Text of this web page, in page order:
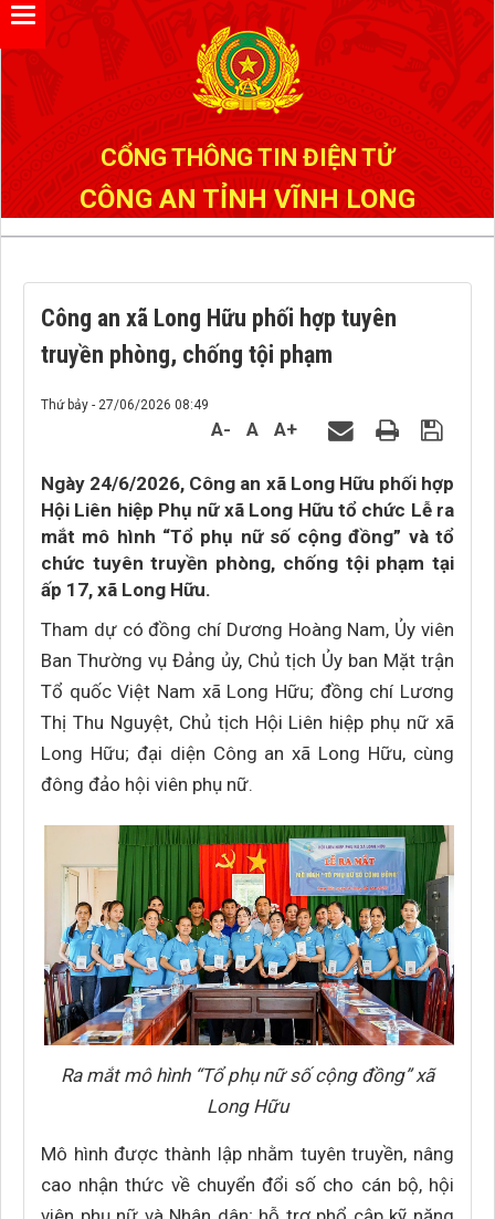
CỔNG THÔNG TIN ĐIỆN TỬ
CÔNG AN TỈNH VĨNH LONG
Công an xã Long Hữu phối hợp tuyên
truyền phòng, chống tội phạm
Thứ bảy - 27/06/2026 08:49
A- A A+
Ngày 24/6/2026, Công an xã Long Hữu phối hợp
Hội Liên hiệp Phụ nữ xã Long Hữu tổ chức Lễ ra
mắt mô hình “Tổ phụ nữ số cộng đồng” và tổ
chức tuyên truyền phòng, chống tội phạm tại
ấp 17, xã Long Hữu.
Tham dự có đồng chí Dương Hoàng Nam, Ủy viên
Ban Thường vụ Đảng ủy, Chủ tịch Ủy ban Mặt trận
Tổ quốc Việt Nam xã Long Hữu; đồng chí Lương
Thị Thu Nguyệt, Chủ tịch Hội Liên hiệp phụ nữ xã
Long Hữu; đại diện Công an xã Long Hữu, cùng
đông đảo hội viên phụ nữ.
Ra mắt mô hình “Tổ phụ nữ số cộng đồng” xã
Long Hữu
Mô hình được thành lập nhằm tuyên truyền, nâng
cao nhận thức về chuyển đổi số cho cán bộ, hội